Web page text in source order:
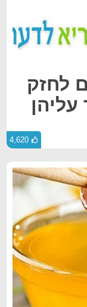
לחזק
4,620